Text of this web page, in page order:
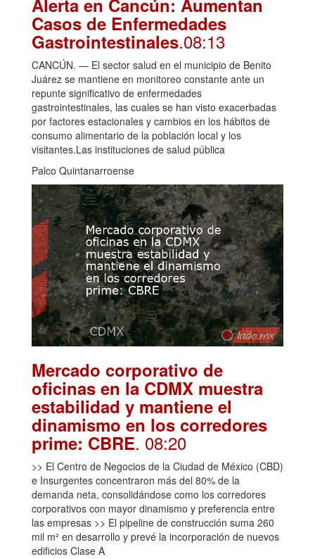
Alerta en Cancún: Aumentan
Casos de Enfermedades
Gastrointestinales.08:13
CANCÚN. — El sector salud en el municipio de Benito
Juárez se mantiene en monitoreo constante ante un
repunte significativo de enfermedades
gastrointestinales, las cuales se han visto exacerbadas
por factores estacionales y cambios en los hábitos de
consumo alimentario de la población local y los
visitantes.Las instituciones de salud pública
Palco Quintanarroense
Mercado corporativo de
oficinas en la CDMX muestra
estabilidad y mantiene el
dinamismo en los corredores
prime: CBRE. 08:20
>> El Centro de Negocios de la Ciudad de México (CBD)
e Insurgentes concentraron más del 80% de la
demanda neta, consolidándose como los corredores
corporativos con mayor dinamismo y preferencia entre
las empresas >> El pipeline de construcción suma 260
mil m² en desarrollo y prevé la incorporación de nuevos
edificios Clase A